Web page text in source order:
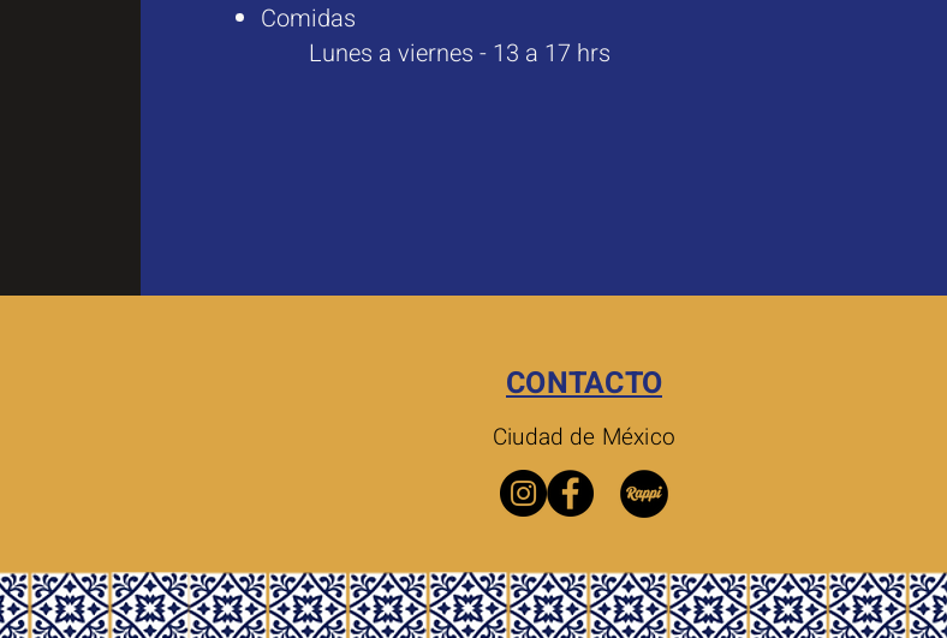
Comidas
Lunes a viernes - 13 a 17 hrs​
CONTACTO
Ciudad de México